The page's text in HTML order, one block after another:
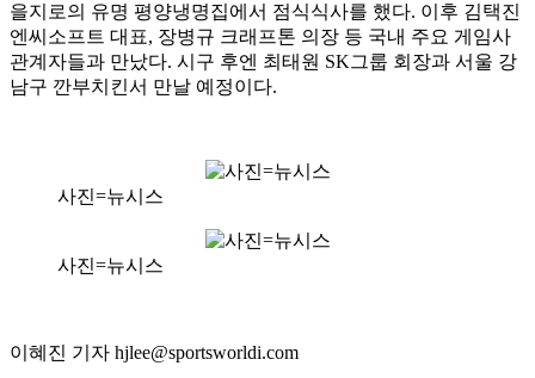
을지로의 유명 평양냉명집에서 점식식사를 했다. 이후 김택진
엔씨소프트 대표, 장병규 크래프톤 의장 등 국내 주요 게임사
관계자들과 만났다. 시구 후엔 최태원 SK그룹 회장과 서울 강
남구 깐부치킨서 만날 예정이다.
사진=뉴시스
사진=뉴시스
이혜진 기자 hjlee@sportsworldi.com